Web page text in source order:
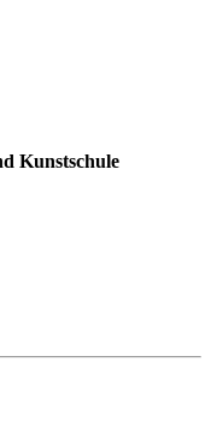
Kunstschule